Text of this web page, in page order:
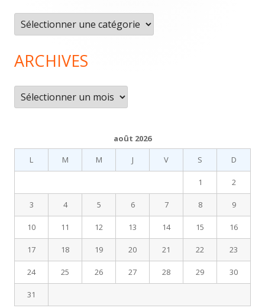
pied
de
page
Catégories
ARCHIVES
Archives
août 2026
L
M M J V S D
1 2
3 4 5 6 7 8 9
10 11 12 13 14 15 16
17 18 19 20 21 22 23
24 25 26 27 28 29 30
31